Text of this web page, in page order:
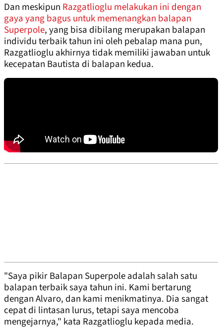
Dan meskipun Razgatlioglu melakukan ini dengan
gaya yang bagus untuk memenangkan balapan
Superpole, yang bisa dibilang merupakan balapan
individu terbaik tahun ini oleh pebalap mana pun,
Razgatlioglu akhirnya tidak memiliki jawaban untuk
kecepatan Bautista di balapan kedua.
"Saya pikir Balapan Superpole adalah salah satu
balapan terbaik saya tahun ini. Kami bertarung
dengan Alvaro, dan kami menikmatinya. Dia sangat
cepat di lintasan lurus, tetapi saya mencoba
mengejarnya," kata Razgatlioglu kepada media.